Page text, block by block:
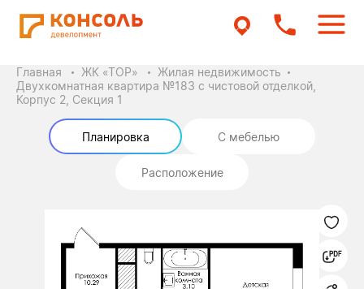
Главная ЖК «ТОР»
Жилая недвижимость
Двухкомнатная квартира №183 с чистовой отделкой,
Корпус 2, Секция 1
Планировка С мебелью
Расположение